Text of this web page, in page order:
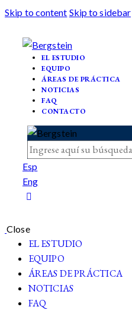
Skip to content Skip to sidebar
EL ESTUDIO
EQUIPO
ÁREAS DE PRÁCTICA
NOTICIAS
FAQ
CONTACTO
Esp
Eng
Close
EL ESTUDIO
EQUIPO
ÁREAS DE PRÁCTICA
NOTICIAS
FAQ